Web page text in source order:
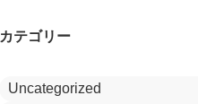
カテゴリー
Uncategorized